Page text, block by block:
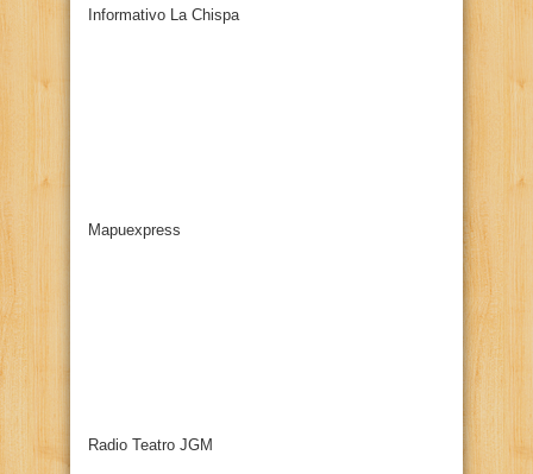
Informativo La Chispa
Mapuexpress
Radio Teatro JGM